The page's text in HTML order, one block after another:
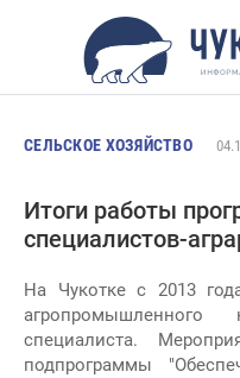
СЕЛЬСКОЕ ХОЗЯЙСТВО
Итоги работы
специалистов-
На Чукотке с 2013
специалиста.
подпрограммы